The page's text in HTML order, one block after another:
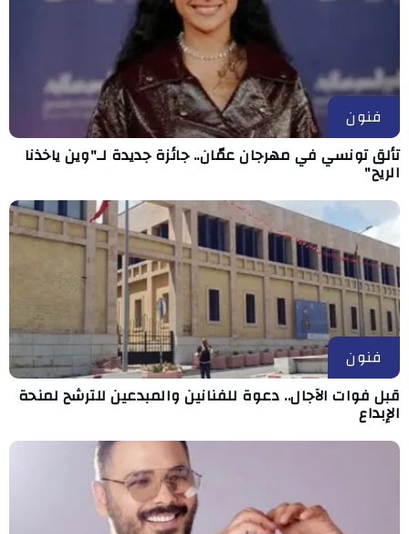
فنون
تألق تونسي في مهرجان عمّان.. جائزة جديدة لـ"وين ياخذنا
الريح"
فنون
قبل فوات الآجال.. دعوة للفنانين والمبدعين للترشح لمنحة
الإبداع